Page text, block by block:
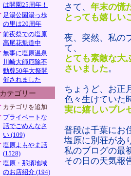
は開園25周年！
足湯公園湯っ歩
の里は20周年
前夜祭での塩原
高尾花魁道中
無事に塩原温泉
川崎大師厄除不
動尊50年大祭開
催されました
カテゴリー
カテゴリを追加
プライベートな
話でごめんなさ
い (109)
塩原よもやま話
(1528)
塩原・那須地域
のお店紹介 (194)
さて、 年末の慌
とっても嬉しい
夜、突然、私の
て、
とても素敵な大
さいました。
ちょうど、お正
色々生けていた
実に嬉しいプレ
普段は千葉にお
塩原に別荘があ
私のブログの最
その日の天気報